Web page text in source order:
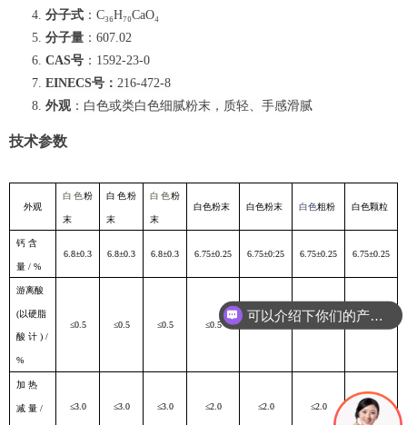
分子式 ： C₃₆H₇₀CaO₄
分子量 ： 607.02
CAS号 ： 1592-23-0
EINECS号： 216-472-8
外观 ： 白色或类白色细腻粉末，质轻、手感滑腻
技术参数
外观
白色粉
末
白色粉
末
白色粉
末
白色粉末 白色粉末 白色粗粉 白色颗粒
钙 含
量 / %
6.8±0.3 6.8±0.3 6.8±0.3 6.75±0.25 6.75±0:25 6.75±0.25 6.75±0.25
游离酸
(以硬脂
酸 计 ) /
%
≤0.5 ≤0.5 ≤0.5 ≤0.5 ≤0.5 ≤0.5
加 热
减 量 / ≤3.0 ≤3.0 ≤3.0 ≤2.0 ≤2.0 ≤2.0 ≤2.0
可以介绍下你们的产品么